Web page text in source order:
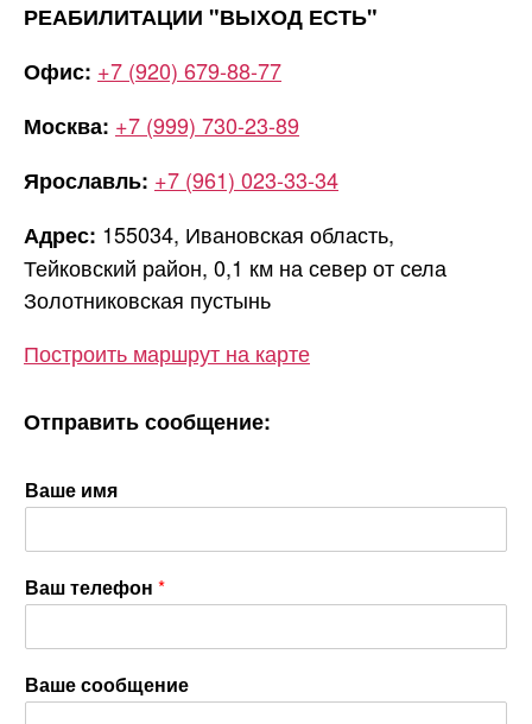
РЕАБИЛИТАЦИИ "ВЫХОД ЕСТЬ"
Офис: +7 (920) 679-88-77
Москва: +7 (999) 730-23-89
Ярославль: +7 (961) 023-33-34
Адрес: 155034, Ивановская область,
Тейковский район, 0,1 км на север от села
Золотниковская пустынь
Построить маршрут на карте
Отправить сообщение:
Ваше имя
Ваш телефон *
Ваше сообщение